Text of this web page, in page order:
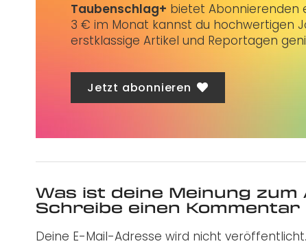
Taubenschlag+ bietet Abonnierenden
3 € im Monat kannst du hochwertigen
erstklassige Artikel und Reportagen
Jetzt abonnieren
Was ist deine Meinung zum
Schreibe einen Kommentar
Deine E-Mail-Adresse wird nicht veröffentlicht.